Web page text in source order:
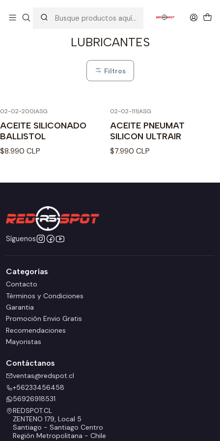
LUBRICANTES
Filtros
02-02-200|ASG
ACEITE SILICONADO
BALLISTOL
$8.990 CLP
02-02-111|ASG
ACEITE PNEUMAT
SILICON ULTRAIR
$7.990 CLP
Síguenos
Categorías
Contacto
Términos y Condiciones
Garantia
Promoción Envio Gratis
Recomendaciones
Mayoristas
Contáctanos
ventas@redspot.cl
+56233456458
56926918531
REDSPOT.CL
ZENTENO 179, Local 5
Santiago - Santiago Centro
Región Metropolitana - Chile